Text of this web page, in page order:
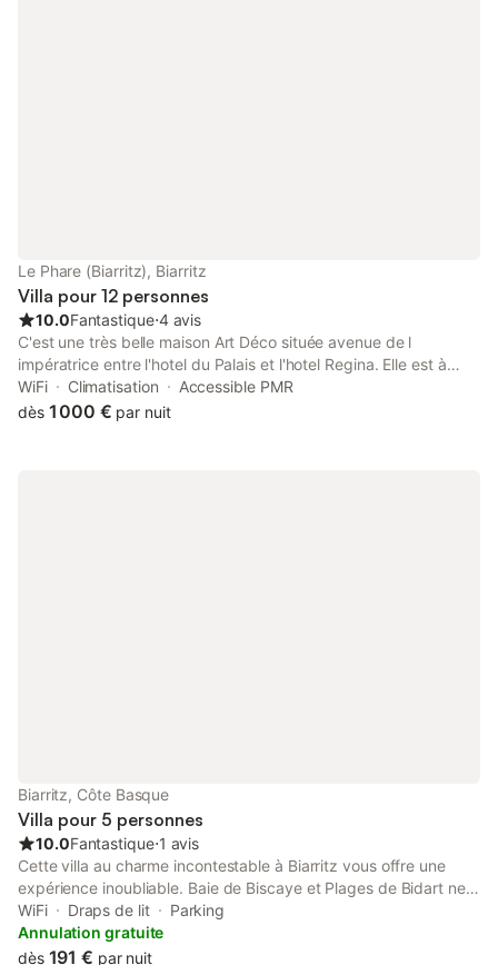
Le Phare (Biarritz), Biarritz
Villa pour 12 personnes
10.0Fantastique⋅4 avis
C'est une très belle maison Art Déco située avenue de l
impératrice entre l'hotel du Palais et l'hotel Regina. Elle est à
deux pas de la Grande Plage et du centre ville (commerces du
quartier St Charles ou les Halles de Biarritz) Elle développe
WiFi Climatisation
Accessible PMR
dès 1 000 € par nuit
Biarritz, Côte Basque
Villa pour 5 personnes
10.0Fantastique⋅1 avis
Cette villa au charme incontestable à Biarritz vous offre une
expérience inoubliable. Baie de Biscaye et Plages de Bidart ne
sont qu'à quelques minutes de marche, vous pouvez donc
laisser votre véhicule à l'hébergement, qui offre un parking sur
place. Offrez-vous un pur moment de détente sur une plage à
WiFi Draps de lit
Parking
Annulation gratuite
dès 191 € par nuit